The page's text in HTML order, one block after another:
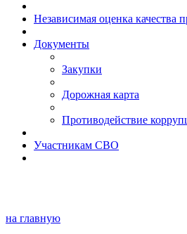
Независимая оценка качества
Документы
Закупки
Дорожная карта
Противодействие
Участникам СВО
на главную